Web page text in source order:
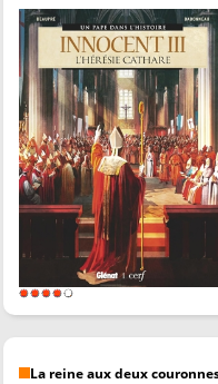
La reine aux deux